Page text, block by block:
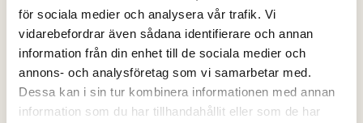
för sociala medier och analysera vår trafik. Vi
vidarebefordrar även sådana identifierare och annan
information från din enhet till de sociala medier och
annons- och analysföretag som vi samarbetar med.
Dessa kan i sin tur kombinera informationen med annan
information som du har tillhandahållit eller som de har